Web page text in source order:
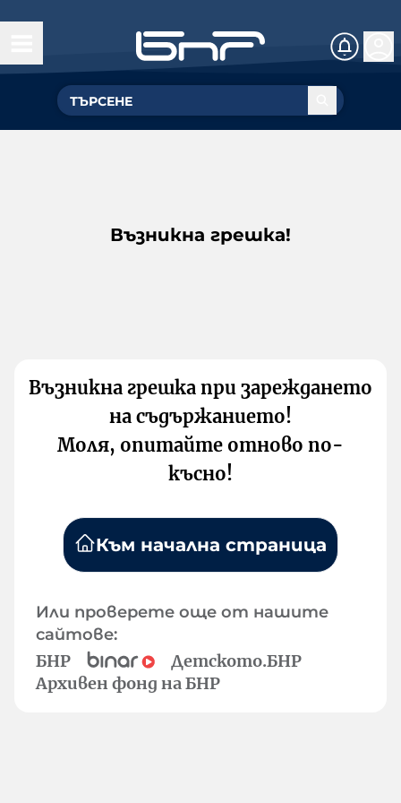
Възникна грешка!
Възникна грешка при зареждането
на съдържанието!
Моля, опитайте отново по-
късно!
Към начална страница
Или проверете още от нашите
сайтове:
БНР
Детското.БНР
Архивен фонд на БНР